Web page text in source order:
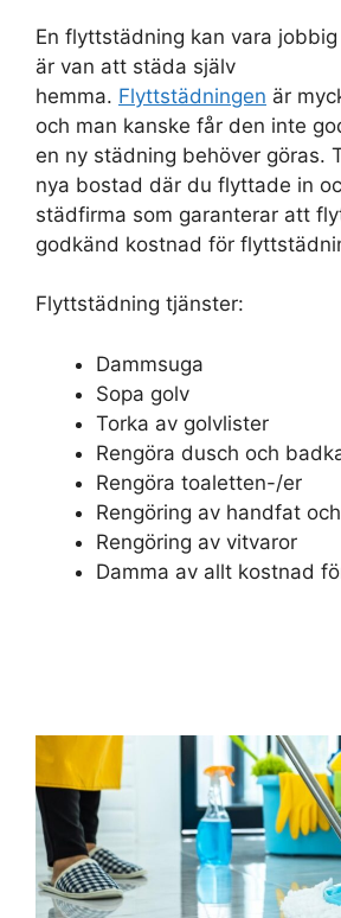
En flyttstädning kan vara
är van att städa själv
hemma. Flyttstädningen är
och man kanske får den inte
en ny städning behöver göras.
nya bostad där du flyttade in
städfirma som garanterar att
godkänd kostnad för
Flyttstädning tjänster:
Dammsuga
Sopa golv
Torka av golvlister
Rengöra dusch och
Rengöra toaletten-/er
Rengöring av handfat
Rengöring av vitvaror
Damma av allt kostnad